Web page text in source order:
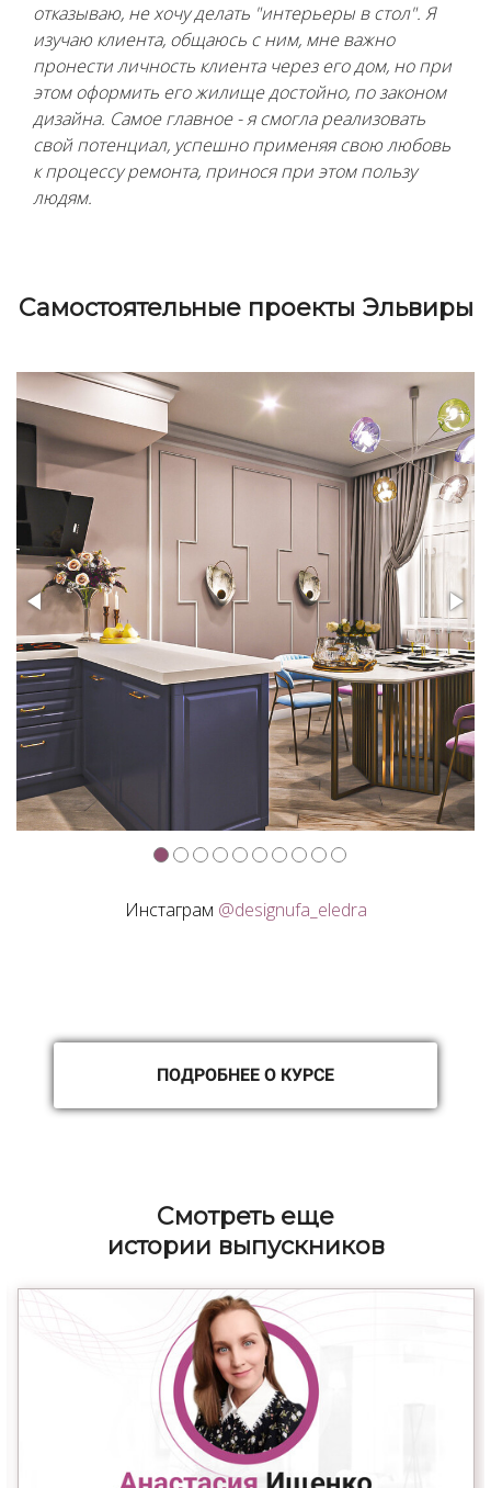
отказываю, не хочу делать "интерьеры в стол". Я
изучаю клиента, общаюсь с ним, мне важно
пронести личность клиента через его дом, но при
этом оформить его жилище достойно, по законом
дизайна. Самое главное - я смогла реализовать
свой потенциал, успешно применяя свою любовь
к процессу ремонта, принося при этом пользу
людям.
Cамостоятельные проекты Эльвиры
Инстаграм @designufa_eledra
ПОДРОБНЕЕ О КУРСЕ
Cмотреть еще
истории выпускников